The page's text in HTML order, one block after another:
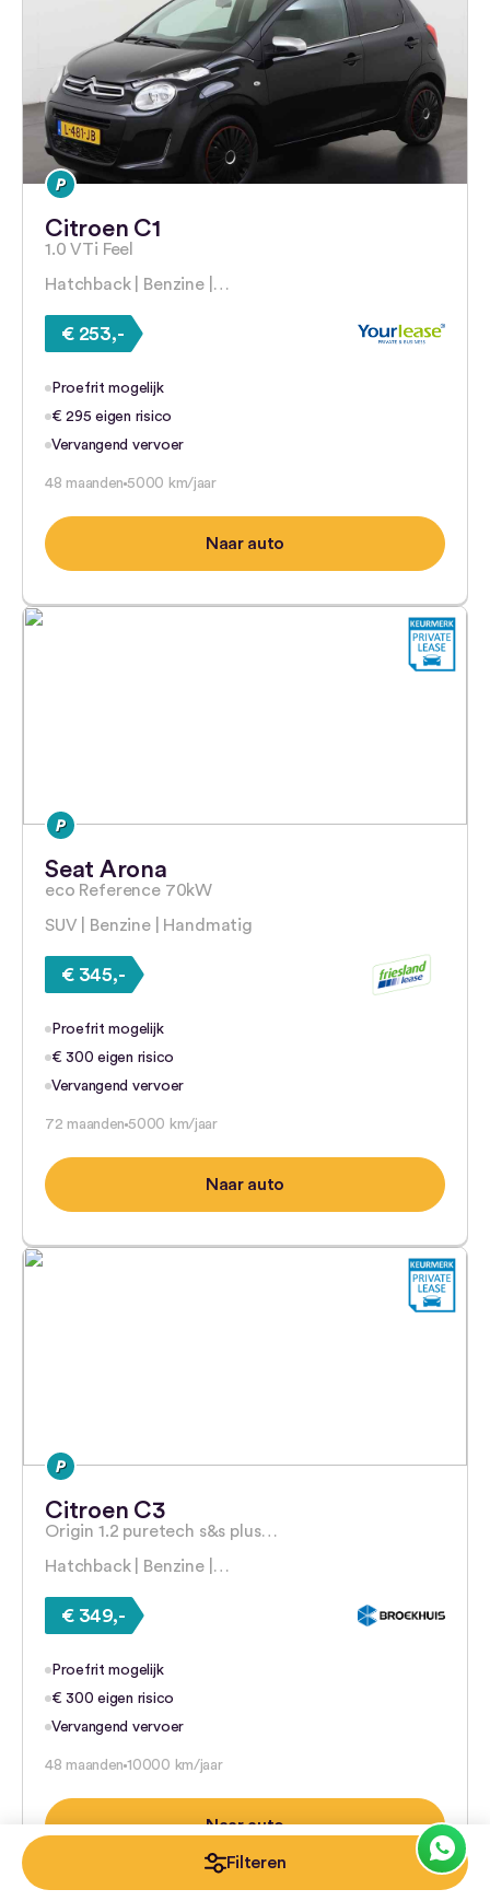
Filteren
Citroen C1
1.0 VTi Feel
Hatchback | Benzine |…
€ 253,-
Proefrit mogelijk
€ 295 eigen risico
Vervangend vervoer
48 maanden 5000 km/jaar
Naar auto
Seat Arona
eco Reference 70kW
SUV | Benzine | Handmatig
€ 345,-
Proefrit mogelijk
€ 300 eigen risico
Vervangend vervoer
72 maanden 5000 km/jaar
Naar auto
Citroen C3
Origin 1.2 puretech s&s plus…
Hatchback | Benzine |…
€ 349,-
Proefrit mogelijk
€ 300 eigen risico
Vervangend vervoer
48 maanden 10000 km/jaar
Naar auto